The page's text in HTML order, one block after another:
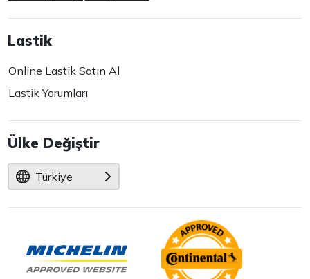
Lastik
Online Lastik Satın Al
Lastik Yorumları
Ülke Değiştir
Türkiye